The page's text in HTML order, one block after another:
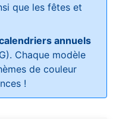
que les fêtes et
annuels
Chaque modèle
de couleur
!